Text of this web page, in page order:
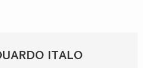
ITALO